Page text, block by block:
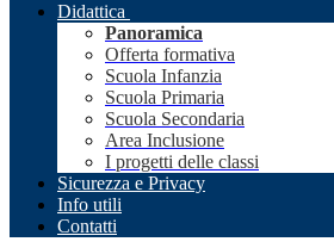
Didattica
Panoramica
Offerta formativa
Scuola Infanzia
Scuola Primaria
Scuola Secondaria
Area Inclusione
I progetti delle classi
Sicurezza e Privacy
Info utili
Contatti